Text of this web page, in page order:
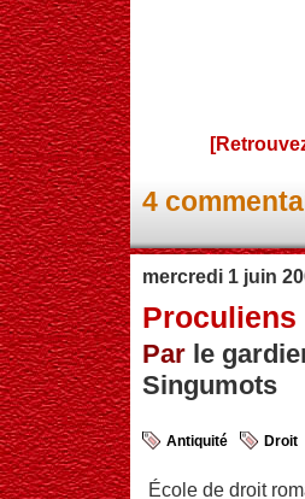
4
mercredi 1 juin
Proculiens
Par le
Singumots
Antiquité Droit
École de droit